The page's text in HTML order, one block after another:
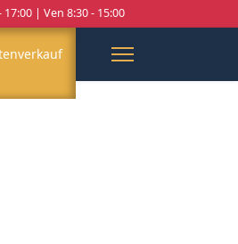
17:00 | Ven 8:30 - 15:00